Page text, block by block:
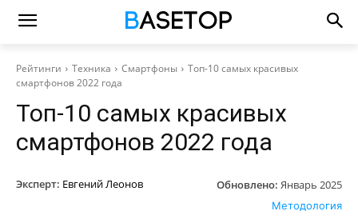
Рейтинги Техника Смартфоны
Топ-10 самых красивых
смартфонов 2022 года
Топ-10 самых красивых
смартфонов 2022 года
Эксперт: Евгений Леонов Обновлено: Январь 2025
Методология